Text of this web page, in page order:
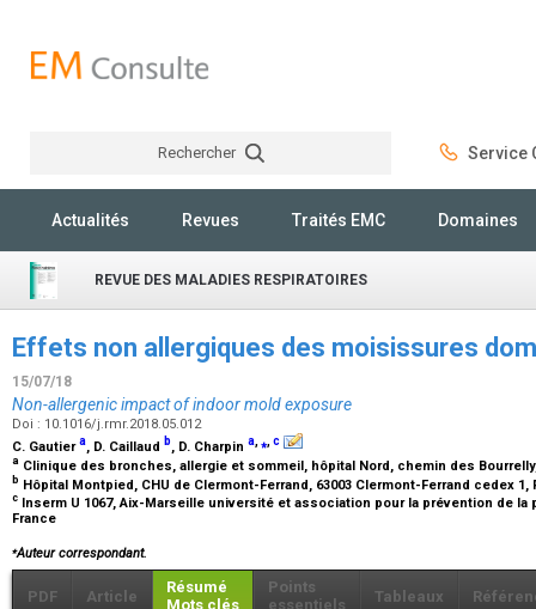
Rechercher Service
Actualités Revues Traités EMC Domaines
REVUE DES MALADIES RESPIRATOIRES
Effets non allergiques des moisissures
15/07/18
Non-allergenic impact of indoor mold exposure
Doi : 10.1016/j.rmr.2018.05.012
C. Gautiera, D. Caillaud b, D. Charpin a,⁎,c
a Clinique des bronches, allergie et sommeil, hôpital Nord, chemin des
b Hôpital Montpied, CHU de Clermont-Ferrand, 63003 Clermont-Ferrand cedex 1,
c Inserm U 1067, Aix-Marseille université et association pour la prévention de la
France
⁎Auteur correspondant.
PDF Article
Résumé
Mots clés
Points
essentiels
Tableaux